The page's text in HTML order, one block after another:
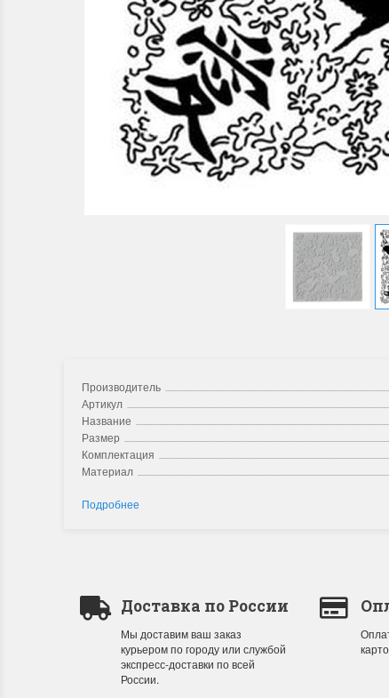
Производитель
Артикул
Название
Размер
Комплектация
Материал
Подробнее
Доставка по России
Мы доставим ваш заказ
курьером по городу или службой
экспресс-доставки по всей
России.